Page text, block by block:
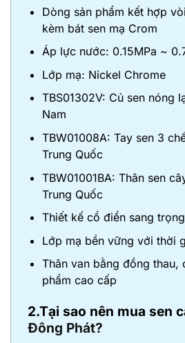
Dòng sản phẩm kết hợp
kèm bát sen mạ Crom
Áp lực nước: 0.15MPa ~
Lớp mạ: Nickel Chrome
TBS01302V: Củ sen nóng
Nam
TBW01008A: Tay sen 3
Trung Quốc
TBW01001BA: Thân sen
Trung Quốc
Thiết kế cổ điển sang
Lớp mạ bền vững với thời
Thân van bằng đồng thau,
phẩm cao cấp
2.Tại sao nên mua sen
Đông Phát?